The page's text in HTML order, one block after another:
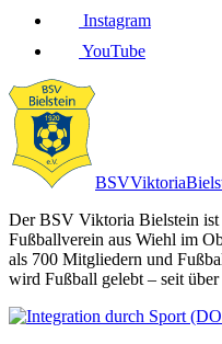
Instagram
YouTube
BSVViktoria
Der BSV Viktoria Bielstein
Fußballverein aus Wiehl im
als 700 Mitgliedern und
wird Fußball gelebt – seit über